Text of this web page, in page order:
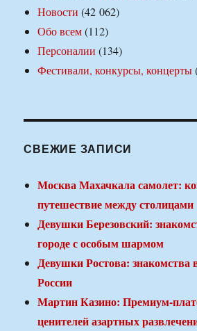
Новости (42 062)
Обо всем(112)
Персоналии (134)
Фестивали, конкурсы, концерты
СВЕЖИЕ ЗАПИСИ
Москва Махачкала самолет:
путешествие между столицами
Девушки Березовский:
городе с особым шармом
Девушки Ростова: знакомства
России
Мартин Казино: Премиум-
ценителей азартных